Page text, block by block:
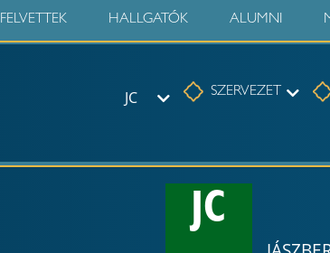
FELVETTEK HALLGATÓK ALUMNI
JC JC SZERVEZET
JC